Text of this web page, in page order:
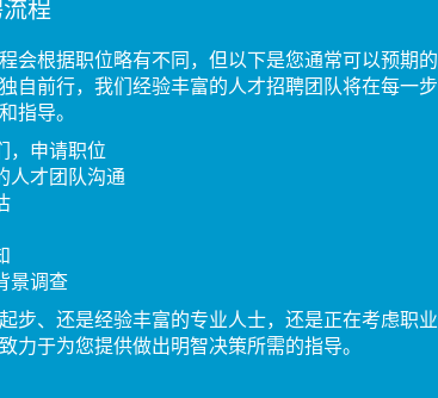
程
会根据职位略有不同，但以下是您通常可以预期的
自前行，我们经验丰富的人才招聘团队将在每一步
指导。
，申请职位
人才团队沟通
景调查
步、还是经验丰富的专业人士，还是正在考虑职业
力于为您提供做出明智决策所需的指导。